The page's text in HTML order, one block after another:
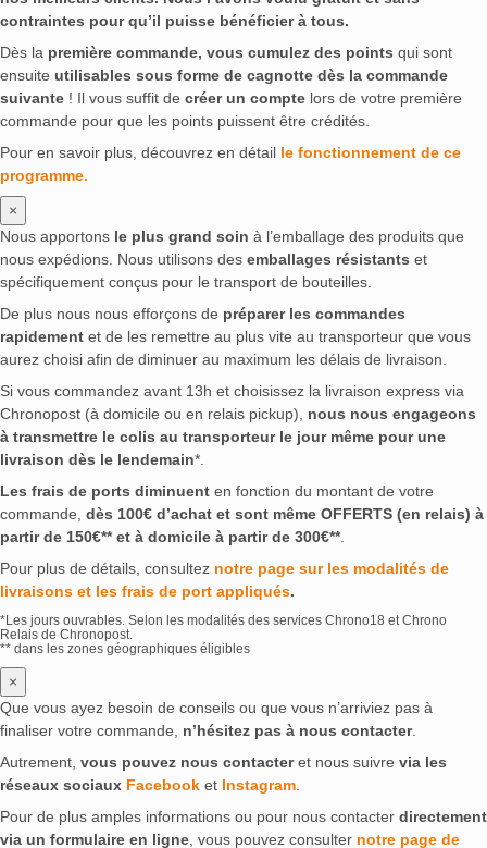
contraintes pour qu’il puisse bénéficier à tous.
Dès la première commande, vous cumulez des points qui sont
ensuite utilisables sous forme de cagnotte dès la commande
suivante ! Il vous suffit de créer un compte lors de votre première
commande pour que les points puissent être crédités.
Pour en savoir plus, découvrez en détail le fonctionnement de ce
programme.
×
Nous apportons le plus grand soin à l’emballage des produits que
nous expédions. Nous utilisons des emballages résistants et
spécifiquement conçus pour le transport de bouteilles.
De plus nous nous efforçons de préparer les commandes
rapidement et de les remettre au plus vite au transporteur que vous
aurez choisi afin de diminuer au maximum les délais de livraison.
Si vous commandez avant 13h et choisissez la livraison express via
Chronopost (à domicile ou en relais pickup), nous nous engageons
à transmettre le colis au transporteur le jour même pour une
livraison dès le lendemain*.
Les frais de ports diminuent en fonction du montant de votre
commande, dès 100€ d’achat et sont même OFFERTS (en relais) à
partir de 150€** et à domicile à partir de 300€**.
Pour plus de détails, consultez notre page sur les modalités de
livraisons et les frais de port appliqués.
*Les jours ouvrables. Selon les modalités des services Chrono18 et Chrono
Relais de Chronopost.
** dans les zones géographiques éligibles
×
Que vous ayez besoin de conseils ou que vous n’arriviez pas à
finaliser votre commande, n’hésitez pas à nous contacter.
Autrement, vous pouvez nous contacteret nous suivre via les
réseaux sociaux Facebook et Instagram
Pour de plus amples informations ou pour nous contacter directement
via un formulaire en ligne , vous pouvez consulter notre page de